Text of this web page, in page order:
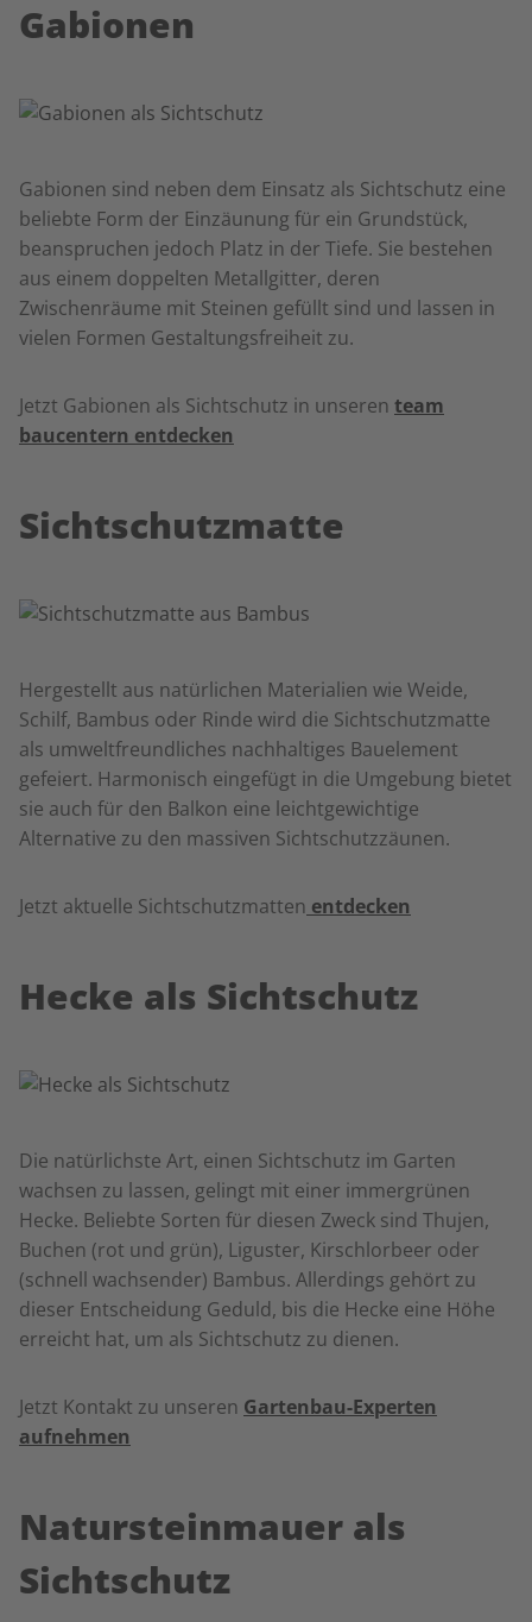
Gabionen
Gabionen sind neben dem Einsatz als Sichtschutz eine
beliebte Form der Einzäunung für ein Grundstück,
beanspruchen jedoch Platz in der Tiefe. Sie bestehen
aus einem doppelten Metallgitter, deren
Zwischenräume mit Steinen gefüllt sind und lassen in
vielen Formen Gestaltungsfreiheit zu.
Jetzt Gabionen als Sichtschutz in unseren team
baucentern entdecken
Sichtschutzmatte
Hergestellt aus natürlichen Materialien wie Weide,
Schilf, Bambus oder Rinde wird die Sichtschutzmatte
als umweltfreundliches nachhaltiges Bauelement
gefeiert. Harmonisch eingefügt in die Umgebung bietet
sie auch für den Balkon eine leichtgewichtige
Alternative zu den massiven Sichtschutzzäunen.
Jetzt aktuelle Sichtschutzmatten entdecken
Hecke als Sichtschutz
Die natürlichste Art, einen Sichtschutz im Garten
wachsen zu lassen, gelingt mit einer immergrünen
Hecke. Beliebte Sorten für diesen Zweck sind Thujen,
Buchen (rot und grün), Liguster, Kirschlorbeer oder
(schnell wachsender) Bambus. Allerdings gehört zu
dieser Entscheidung Geduld, bis die Hecke eine Höhe
erreicht hat, um als Sichtschutz zu dienen.
Jetzt Kontakt zu unseren Gartenbau-Experten
aufnehmen
Natursteinmauer als
Sichtschutz